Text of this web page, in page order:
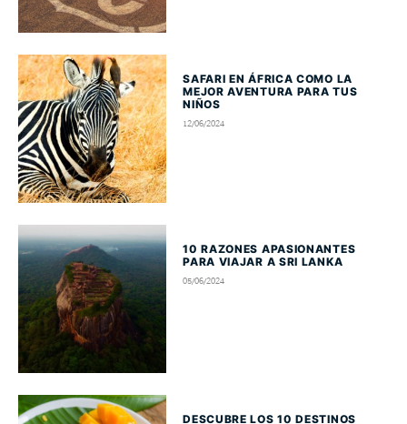
SAFARI EN ÁFRICA COMO LA
MEJOR AVENTURA PARA TUS
NIÑOS
12/06/2024
10 RAZONES APASIONANTES
PARA VIAJAR A SRI LANKA
05/06/2024
DESCUBRE LOS 10 DESTINOS